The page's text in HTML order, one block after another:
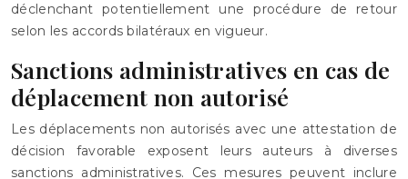
déclenchant potentiellement une procédure de retour
selon les accords bilatéraux en vigueur.
Sanctions administratives en cas de
déplacement non autorisé
Les déplacements non autorisés avec une attestation de
décision favorable exposent leurs auteurs à diverses
sanctions administratives. Ces mesures peuvent inclure